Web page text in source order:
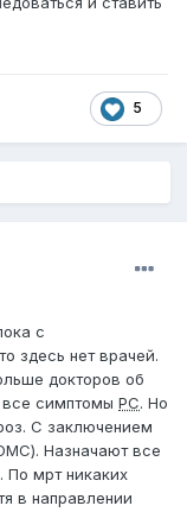
ИЛИ
и родила
5
с
здесь нет врачей.
докторов об
все симптомы РС. Но
С заключением
Назначают все
По мрт никаких
в направлении